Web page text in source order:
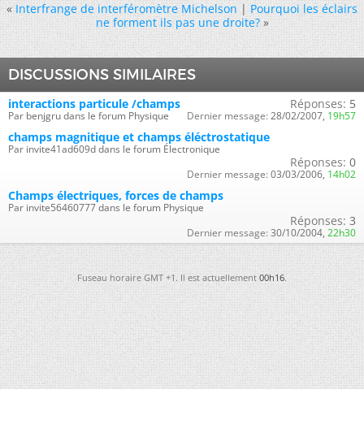
« Interfrange de interféromètre Michelson|Pourquoi les éclairs
ne forment ils pas une droite? »
DISCUSSIONS SIMILAIRES
interactions particule /champs
Par benjgru dans le forum Physique
Réponses: 5
Dernier message: 28/02/2007, 19h57
champs magnitique et champs éléctrostatique
Par invite41ad609d dans le forum Électronique
Réponses: 0
Dernier message: 03/03/2006, 14h02
Champs électriques, forces de champs
Par invite56460777 dans le forum Physique
Réponses: 3
Dernier message: 30/10/2004, 22h30
Fuseau horaire GMT +1. Il est actuellement00h16.